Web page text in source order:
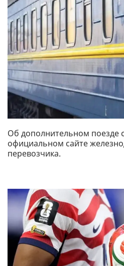
Об дополнительном поезде
официальном сайте
перевозчика.